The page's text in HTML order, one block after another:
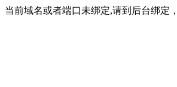
当前域名或者端口未绑定,请到后台绑定